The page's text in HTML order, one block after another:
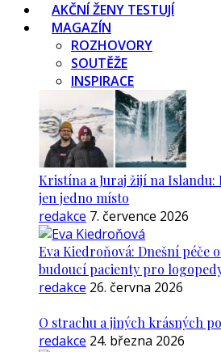
AKČNÍ ŽENY TESTUJÍ
MAGAZÍN
ROZHOVORY
SOUTĚŽE
INSPIRACE
Kristína a Juraj žijí na Islandu:
jen jedno místo
redakce 7. července 2026
Eva Kiedroňová: Dnešní péče
budoucí pacienty pro
redakce 26. června 2026
O strachu a jiných krásných
redakce 24. března 2026